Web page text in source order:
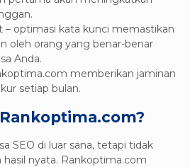
– optimasi kata kunci memastikan
oleh orang yang benar-benar
Anda.
memberikan jaminan
setiap bulan.
SEO di luar sana, tetapi tidak
nyata. Rankoptima.com